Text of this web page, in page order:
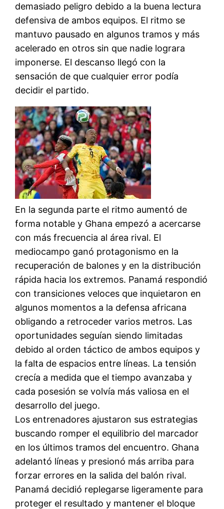
demasiado peligro debido a la buena lectura
defensiva de ambos equipos. El ritmo se
mantuvo pausado en algunos tramos y más
acelerado en otros sin que nadie lograra
imponerse. El descanso llegó con la
sensación de que cualquier error podía
decidir el partido.
En la segunda parte el ritmo aumentó de
forma notable y Ghana empezó a acercarse
con más frecuencia al área rival. El
mediocampo ganó protagonismo en la
recuperación de balones y en la distribución
rápida hacia los extremos. Panamá respondió
con transiciones veloces que inquietaron en
algunos momentos a la defensa africana
obligando a retroceder varios metros. Las
oportunidades seguían siendo limitadas
debido al orden táctico de ambos equipos y
la falta de espacios entre líneas. La tensión
crecía a medida que el tiempo avanzaba y
cada posesión se volvía más valiosa en el
desarrollo del juego.
Los entrenadores ajustaron sus estrategias
buscando romper el equilibrio del marcador
en los últimos tramos del encuentro. Ghana
adelantó líneas y presionó más arriba para
forzar errores en la salida del balón rival.
Panamá decidió replegarse ligeramente para
proteger el resultado y mantener el bloque